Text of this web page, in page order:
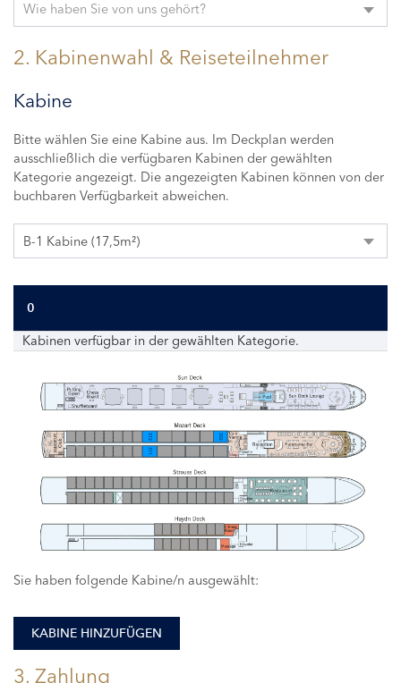
Wie haben Sie von uns gehört?
2. Kabinenwahl & Reiseteilnehmer
Kabine
Bitte wählen Sie eine Kabine aus. Im Deckplan werden
ausschließlich die verfügbaren Kabinen der gewählten
Kategorie angezeigt. Die angezeigten Kabinen können von der
buchbaren Verfügbarkeit abweichen.
B-1 Kabine (17,5m²)
0
Kabinen verfügbar in der gewählten Kategorie.
302
311
312
Sie haben folgende Kabine/n ausgewählt:
KABINE HINZUFÜGEN
3. Zahlung